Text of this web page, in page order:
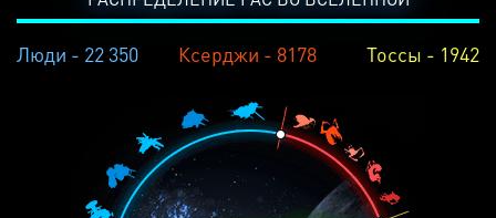
Люди - 22 350 Ксерджи - 8178 Тоссы - 1942